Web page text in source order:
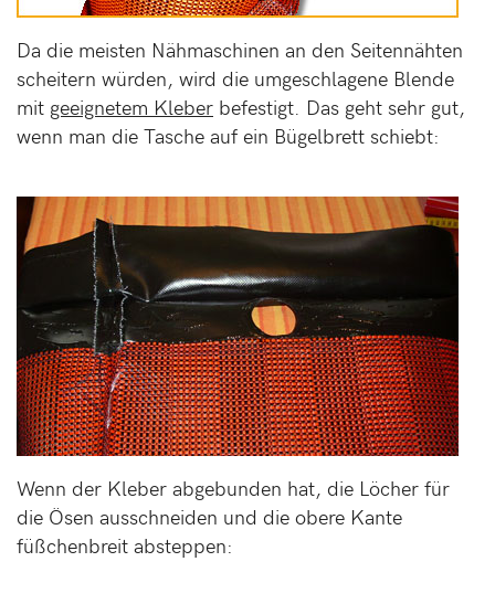
Da die meisten Nähmaschinen an den Seitennähten
scheitern würden, wird die umgeschlagene Blende
mit geeignetem Kleber befestigt. Das geht sehr gut,
wenn man die Tasche auf ein Bügelbrett schiebt:
Wenn der Kleber abgebunden hat, die Löcher für
die Ösen ausschneiden und die obere Kante
füßchenbreit absteppen: